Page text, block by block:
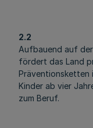
2.2
Aufbauend auf
fördert das Land
Präventionsketten
Kinder ab vier
zum Beruf.